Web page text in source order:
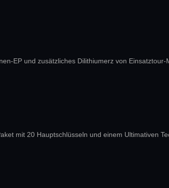
EP und zusätzliches Dilithiumerz von Einsatztour-
mit 20 Hauptschlüsseln und einem Ultimativen